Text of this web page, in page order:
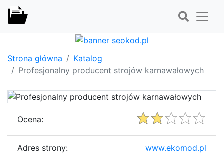
Strona główna
Katalog
Profesjonalny producent strojów karnawałowych
Ocena:
Adres strony: www.ekomod.pl